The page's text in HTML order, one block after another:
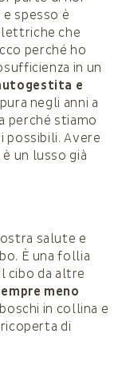
spesso è
che
perché ho
in un
e
pura negli anni a
perché stiamo
possibili. Avere
un lusso già
salute e
È una follia
cibo da altre
meno
in collina e
di